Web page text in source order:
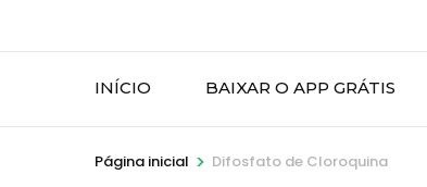
INÍCIO BAIXAR O APP GRÁTIS
Página inicial > Difosfato de Cloroquina